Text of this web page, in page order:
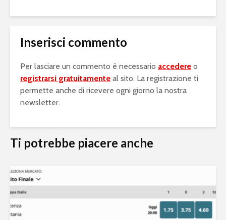
Inserisci commento
Per lasciare un commento è necessario accedere o
registrarsi gratuitamente al sito. La registrazione ti
permette anche di ricevere ogni giorno la nostra
newsletter.
Ti potrebbe piacere anche